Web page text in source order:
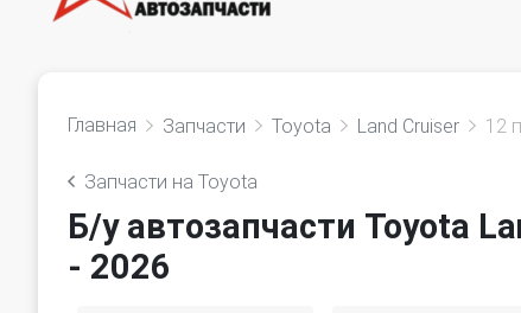
Главная Запчасти Toyota Land Cruiser 12
Запчасти на Toyota
Б/у автозапчасти Toyota
- 2026